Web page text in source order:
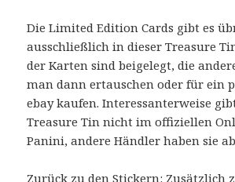
Die Limited Edition Cards gibt es
ausschließlich in dieser Treasure
der Karten sind beigelegt, die
man dann ertauschen oder für ein
ebay kaufen. Interessanterweise
Treasure Tin nicht im offiziellen
Panini, andere Händler haben sie
Zurück zu den Stickern: Zusätzlich